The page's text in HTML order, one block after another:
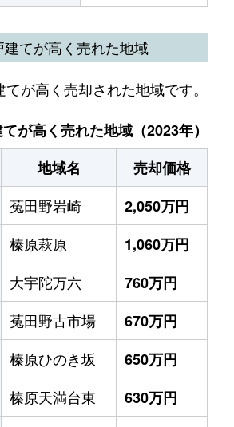
てが高く売れた地域
が高く売却された地域です。
が高く売れた地域（2023年）
地域名
売却価格
菟田野岩崎
2,050万円
榛原萩原
1,060万円
大宇陀万六
760万円
菟田野古市場
670万円
榛原ひのき坂
650万円
榛原天満台東
630万円